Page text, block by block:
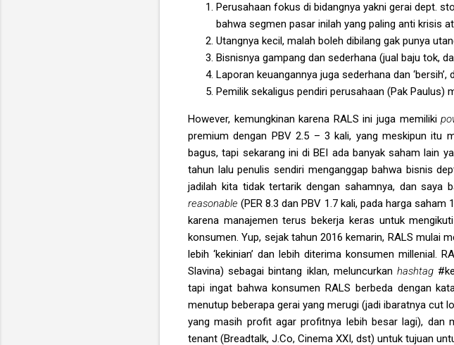
Perusahaan fokus di bidangnya yakni gerai dept.
bahwa segmen pasar inilah yang paling anti krisis
Utangnya kecil, malah boleh dibilang gak punya
Bisnisnya gampang dan sederhana (jual baju tok,
Laporan keuangannya juga sederhana dan ‘bersih’,
Pemilik sekaligus pendiri perusahaan (Pak Paulus)
However, kemungkinan karena RALS ini juga memiliki
premium dengan PBV 2.5 – 3 kali, yang meskipun itu
bagus, tapi sekarang ini di BEI ada banyak saham lain
tahun lalu penulis sendiri menganggap bahwa bisnis
jadilah kita tidak tertarik dengan sahamnya, dan saya
reasonable(PER 8.3 dan PBV 1.7 kali, pada harga
karena manajemen terus bekerja keras untuk
konsumen. Yup, sejak tahun 2016 kemarin, RALS mulai
lebih ‘kekinian’ dan lebih diterima konsumen millenial.
Slavina) sebagai bintang iklan, meluncurkan hashtag
tapi ingat bahwa konsumen RALS berbeda dengan
menutup beberapa gerai yang merugi (jadi ibaratnya cut
yang masih profit agar profitnya lebih besar lagi), dan
tenant (Breadtalk, J.Co, Cinema XXI, dst) untuk tujuan